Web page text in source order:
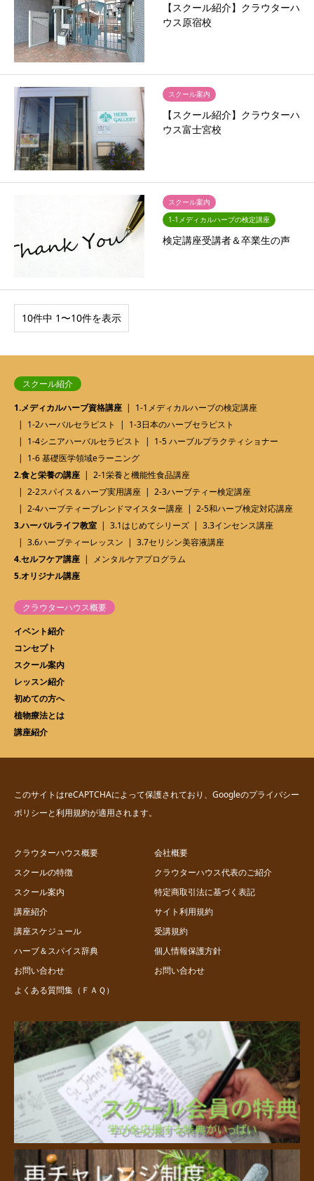
【スクール紹介】クラウターハ
ウス原宿校
スクール案内
【スクール紹介】クラウターハ
ウス富士宮校
スクール案内
1-1メディカルハーブの検定講座
検定講座受講者＆卒業生の声
10件中 1〜10件を表示
スクール紹介
1.メディカルハーブ資格講座
1-1メディカルハーブの検定講座
1-2ハーバルセラピスト
1-3日本のハーブセラピスト
1-4シニアハーバルセラピスト
1-5 ハーブルプラクティショナー
1-6 基礎医学領域eラーニング
2.食と栄養の講座
2-1栄養と機能性食品講座
2-2スパイス＆ハーブ実用講座
2-3ハーブティー検定講座
2-4ハーブティーブレンドマイスター講座
2-5和ハーブ検定対応講座
3.ハーバルライフ教室
3.1はじめてシリーズ
3.3インセンス講座
3.6ハーブティーレッスン
3.7セリシン美容液講座
4.セルフケア講座
メンタルケアプログラム
5.オリジナル講座
クラウターハウス概要
イベント紹介
コンセプト
スクール案内
レッスン紹介
初めての方へ
植物療法とは
講座紹介
このサイトはreCAPTCHAによって保護されており、Googleのプライバシー
ポリシーと利用規約が適用されます。
クラウターハウス概要
スクールの特徴
スクール案内
講座紹介
講座スケジュール
ハーブ＆スパイス辞典
お問い合わせ
よくある質問集（ＦＡＱ）
会社概要
クラウターハウス代表のご紹介
特定商取引法に基づく表記
サイト利用規約
受講規約
個人情報保護方針
お問い合わせ